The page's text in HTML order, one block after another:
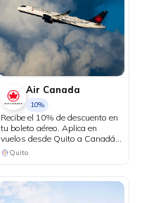
Air Canada
10%
Recibe el 10% de descuento en
tu boleto aéreo. Aplica en
vuelos desde Quito a Canadá y
Estados Unidos en conexión
vía Bogotá.
Quito